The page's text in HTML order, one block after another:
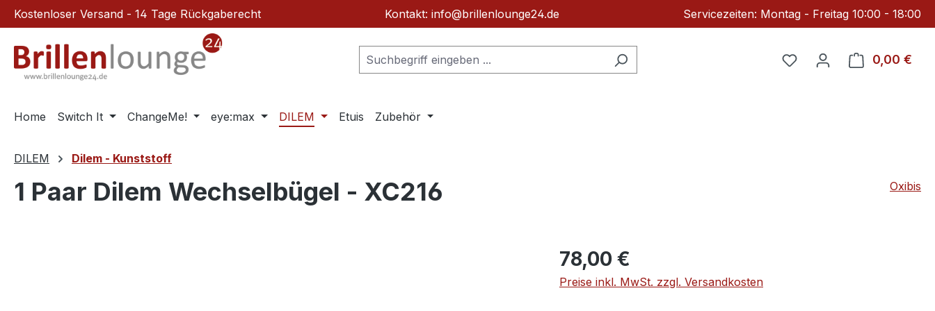
Hauptinhalt springen
Zur Suche springen
Zur Hauptnavigation springen
Kostenloser Versand - 14 Tage Rückgaberecht Kontakt: info@brillenlounge24.de Servicezeiten: Montag - Freitag 10:00 - 18:00
Du hast 0 Produkte auf
0,00 €
Home Switch It ChangeMe! eye:max DILEM Etuis Zubehör
DILEM Dilem - Kunststoff
1 Paar Dilem Wechselbügel - XC216 Oxibis
Regulärer Preis:
78,00 €
Preise inkl. MwSt. zzgl. Versandkosten